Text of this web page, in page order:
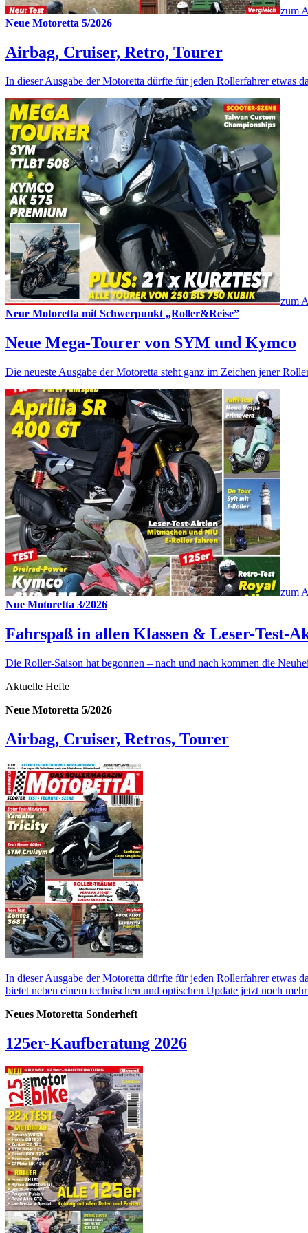
zum
Neue Motoretta 5/2026
Airbag, Cruiser, Retro, Tourer
In dieser Ausgabe der Motoretta dürfte für jeden Rollerfahrer etwas
zum
Neue Motoretta mit Schwerpunkt „Roller&Reise”
Neue Mega-Tourer von SYM und Kymco
Die neueste Ausgabe der Motoretta steht ganz im Zeichen jener
zum
Nue Motoretta 3/2026
Fahrspaß in allen Klassen & Leser-Test-
Die Roller-Saison hat begonnen – nach und nach kommen die
Aktuelle Hefte
Neue Motoretta 5/2026
Airbag, Cruiser, Retros, Tourer
In dieser Ausgabe der Motoretta dürfte für jeden Rollerfahrer etwas
bietet neben einem technischen und optischen Update jetzt noch
Neues Motoretta Sonderheft
125er-Kaufberatung 2026